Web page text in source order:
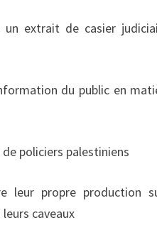
un extrait de casier
du public en
policiers palestiniens
leur propre production
caveaux